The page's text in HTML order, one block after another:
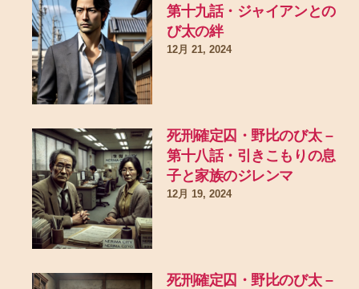
第十九話・ジャイアンとの
び太の絆
12月 21, 2024
死刑確定囚・野比のび太 –
第十八話・引きこもりの息
子と家族のジレンマ
12月 19, 2024
死刑確定囚・野比のび太 –